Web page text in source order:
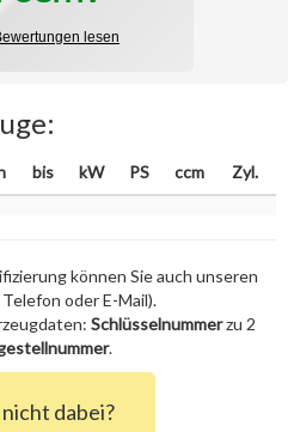
lesen
bis kW PS ccm Zyl.
können Sie auch unseren
Telefon oder E-Mail).
Schlüsselnummerzu 2
.
dabei?